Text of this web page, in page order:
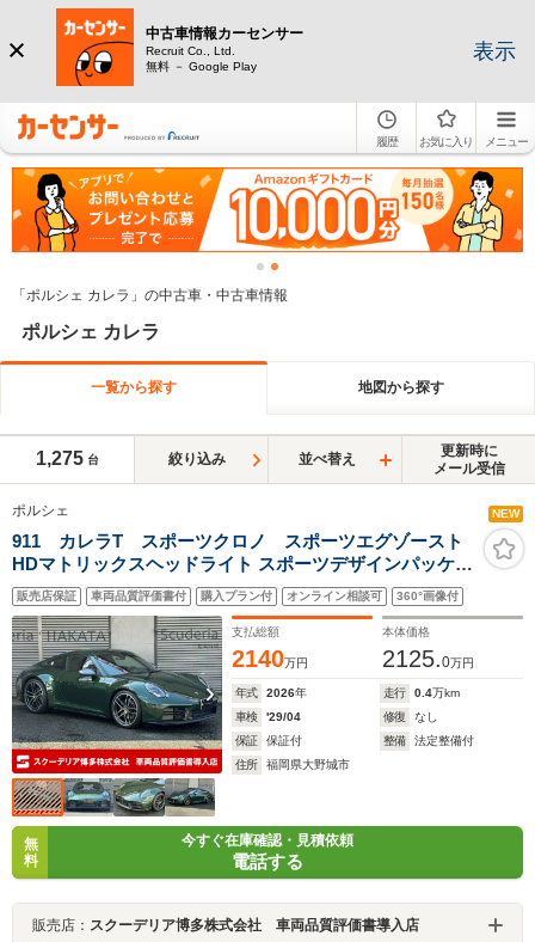
中古車情報カーセンサー
Recruit Co., Ltd.
無料 － Google Play
表示
履歴 お気に入り メニュー
「ポルシェ カレラ」の中古車・中古車情報
ポルシェ カレラ
一覧から探す 地図から探す
1,275 台 絞り込み 並べ替え
更新時に
メール受信
ポルシェ NEW
911 カレラT スポーツクロノ スポーツエグゾースト
HDマトリックスヘッドライト スポーツデザインパッケー
ジ エクスクルーシブテールライト
販売店保証 車両品質評価書付 購入プラン付 オンライン相談可 360°画像付
支払総額
2140万円
本体価格
2125.0万円
年式 2026年 走行 0.4万km
車検
'29/04 修復
なし
保証
保証付 整備
法定整備付
住所
福岡県大野城市
無
料
今すぐ在庫確認・見積依頼
電話する
販売店： スクーデリア博多株式会社 車両品質評価書導入店